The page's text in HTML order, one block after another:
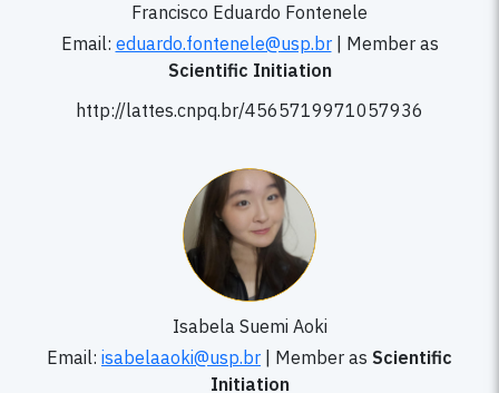
Francisco Eduardo Fontenele
Email: eduardo.fontenele@usp.br| Member as
Scientific Initiation
http://lattes.cnpq.br/4565719971057936
Isabela Suemi Aoki
Email: isabelaaoki@usp.br Member as Scientific
Initiation